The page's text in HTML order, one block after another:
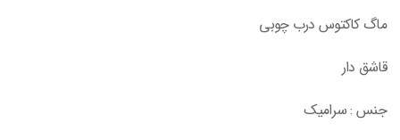
ماگ کاکتوس درب چوبی
قاشق دار
جنس : سرامیک